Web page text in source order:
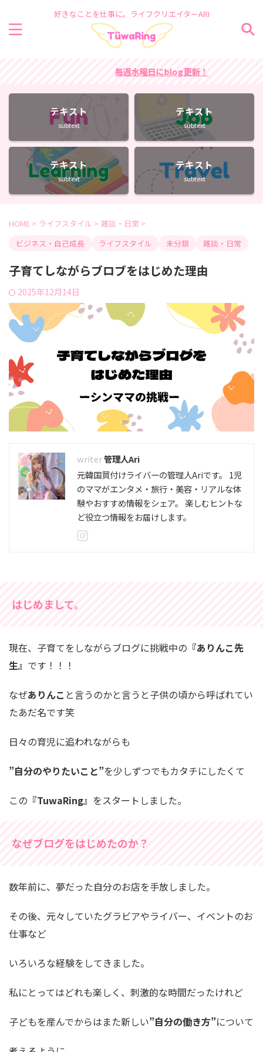
好きなことを仕事に。ライフクリエイターARI
毎週水曜日にblog更新！
テキスト
subtext
テキスト
subtext
テキスト
subtext
テキスト
subtext
HOME > ライフスタイル > 雑談・日常 >
ビジネス・自己成長
ライフスタイル 未分類 雑談・日常
子育てしながらブロブをはじめた理由
2025年12月14日
管理人Ari
元韓国買付けライバーの管理人Ariです。 1児
のママがエンタメ・旅行・美容・リアルな体
験やおすすめ情報をシェア。 楽しむヒントな
ど役立つ情報をお届けします。
はじめまして。
現在、子育てをしながらブログに挑戦中の 『ありんこ先
生』 です！！！
なぜありんこ と言うのかと言うと子供の頃から呼ばれてい
たあだ名です笑
日々の育児に追われながらも
”自分のやりたいこと”を少しずつでもカタチにしたくて
この 『TuwaRing』 をスタートしました。
なぜブログをはじめたのか？
数年前に、夢だった自分のお店を手放しました。
その後、元々していたグラビアやライバー、イベントのお
仕事など
いろいろな経験をしてきました。
私にとってはどれも楽しく、刺激的な時間だったけれど
子どもを産んでからはまた新しい”自分の働き方”について